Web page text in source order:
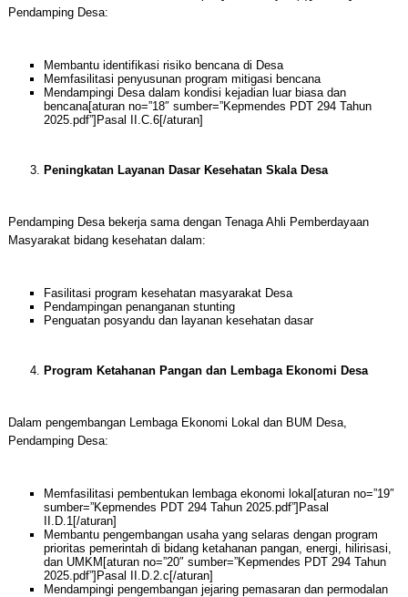
Pendamping Desa:
Membantu identifikasi risiko bencana di Desa
Memfasilitasi penyusunan program mitigasi bencana
Mendampingi Desa dalam kondisi kejadian luar biasa dan
bencana[aturan no=”18″ sumber=”Kepmendes PDT 294 Tahun
2025.pdf”]Pasal II.C.6[/aturan]
Peningkatan Layanan Dasar Kesehatan Skala Desa
Pendamping Desa bekerja sama dengan Tenaga Ahli Pemberdayaan
Masyarakat bidang kesehatan dalam:
Fasilitasi program kesehatan masyarakat Desa
Pendampingan penanganan stunting
Penguatan posyandu dan layanan kesehatan dasar
Program Ketahanan Pangan dan Lembaga Ekonomi Desa
Dalam pengembangan Lembaga Ekonomi Lokal dan BUM Desa,
Pendamping Desa:
Memfasilitasi pembentukan lembaga ekonomi lokal[aturan no=”19″
sumber=”Kepmendes PDT 294 Tahun 2025.pdf”]Pasal
II.D.1[/aturan]
Membantu pengembangan usaha yang selaras dengan program
prioritas pemerintah di bidang ketahanan pangan, energi, hilirisasi,
dan UMKM[aturan no=”20″ sumber=”Kepmendes PDT 294 Tahun
2025.pdf”]Pasal II.D.2.c[/aturan]
Mendampingi pengembangan jejaring pemasaran dan permodalan